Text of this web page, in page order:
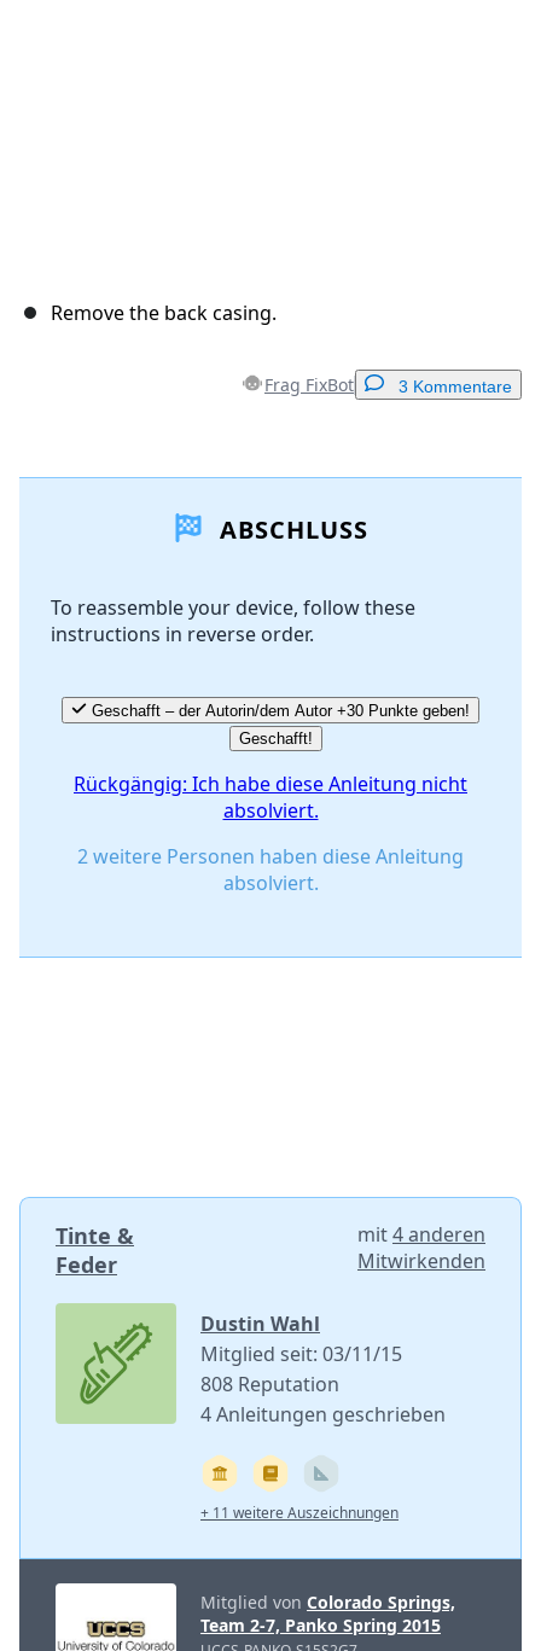
Remove the back casing.
Frag FixBot 3 Kommentare
Kommentar hinzufügen
Abbrechen
ABSCHLUSS
To reassemble your device, follow these
instructions in reverse order.
Geschafft – der Autorin/dem Autor +30 Punkte geben!
Geschafft!
Rückgängig: Ich habe diese Anleitung nicht
absolviert.
2 weitere Personen haben diese Anleitung
absolviert.
Tinte &
Feder
mit4 anderen
Mitwirkenden
Dustin Wahl
Mitglied seit: 03/11/15
808 Reputation
4 Anleitungen geschrieben
+ 11 weitere Auszeichnungen
Mitglied von Colorado Springs,
Team 2-7, Panko Spring 2015